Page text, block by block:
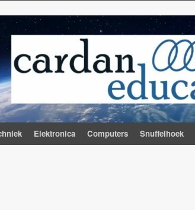
Elektronica Computers Snuffelhoek